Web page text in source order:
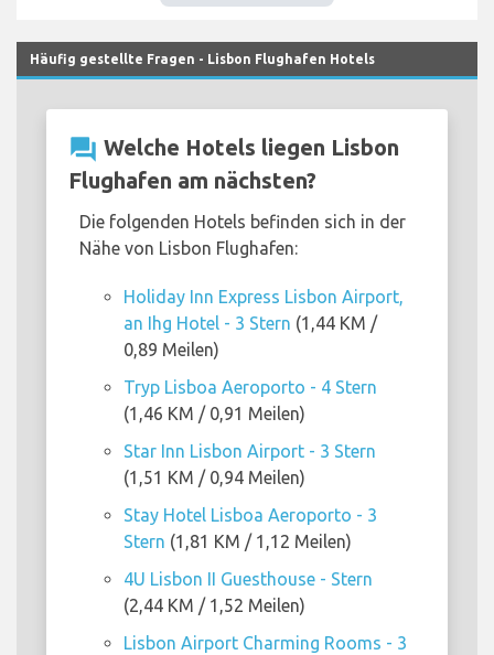
Häufig gestellte Fragen - Lisbon Flughafen Hotels
question_answer Welche Hotels liegen Lisbon
Flughafen am nächsten?
Die folgenden Hotels befinden sich in der
Nähe von Lisbon Flughafen:
Holiday Inn Express Lisbon Airport,
an Ihg Hotel - 3 Stern (1,44 KM /
0,89 Meilen)
Tryp Lisboa Aeroporto - 4 Stern
(1,46 KM / 0,91 Meilen)
Star Inn Lisbon Airport - 3 Stern
(1,51 KM / 0,94 Meilen)
Stay Hotel Lisboa Aeroporto - 3
Stern (1,81 KM / 1,12 Meilen)
4U Lisbon II Guesthouse - Stern
(2,44 KM / 1,52 Meilen)
Lisbon Airport Charming Rooms - 3